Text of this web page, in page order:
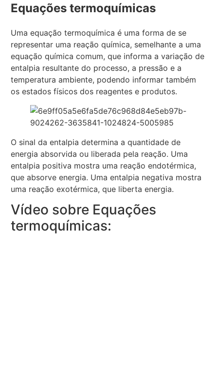
Equações termoquímicas
Uma equação termoquímica é uma forma de se
representar uma reação química, semelhante a uma
equação química comum, que informa a variação de
entalpia resultante do processo, a pressão e a
temperatura ambiente, podendo informar também
os estados físicos dos reagentes e produtos.
O sinal da entalpia determina a quantidade de
energia absorvida ou liberada pela reação. Uma
entalpia positiva mostra uma reação endotérmica,
que absorve energia. Uma entalpia negativa mostra
uma reação exotérmica, que liberta energia.
Vídeo sobre Equações
termoquímicas: